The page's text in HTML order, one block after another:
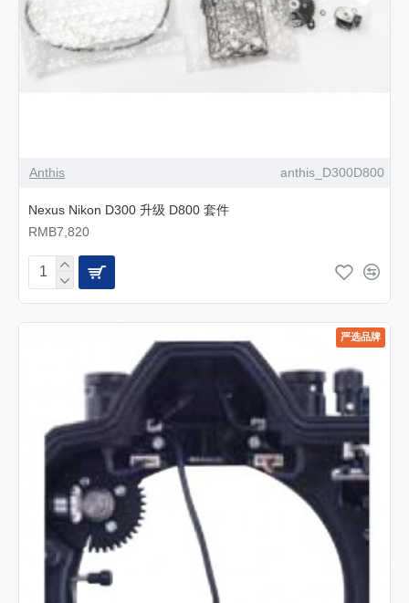
Anthis anthis_D300D800
Nexus Nikon D300 升级 D800 套件
RMB7,820
严选品牌